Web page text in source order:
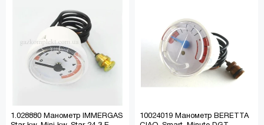
1.028880 Манометр IMMERGAS
10024019 Манометр BERETTA